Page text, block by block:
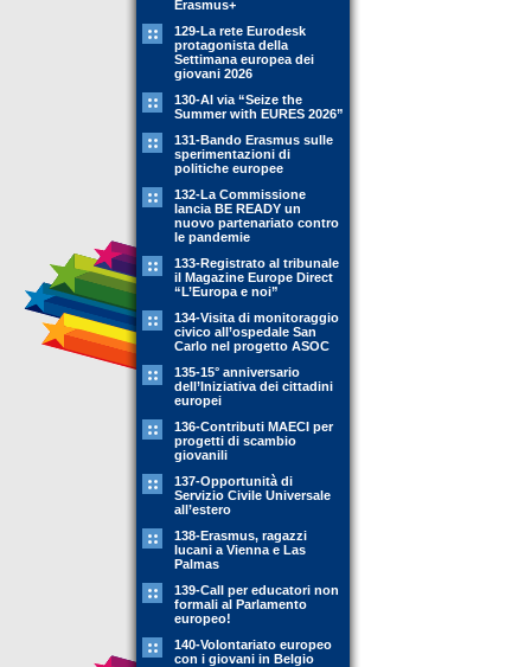
Erasmus+
129-La rete Eurodesk
protagonista della
Settimana europea dei
giovani 2026
130-Al via “Seize the
Summer with EURES 2026”
131-Bando Erasmus sulle
sperimentazioni di
politiche europee
132-La Commissione
lancia BE READY un
nuovo partenariato contro
le pandemie
133-Registrato al tribunale
il Magazine Europe Direct
“L’Europa e noi”
134-Visita di monitoraggio
civico all’ospedale San
Carlo nel progetto ASOC
135-15° anniversario
dell’Iniziativa dei cittadini
europei
136-Contributi MAECI per
progetti di scambio
giovanili
137-Opportunità di
Servizio Civile Universale
all’estero
138-Erasmus, ragazzi
lucani a Vienna e Las
Palmas
139-Call per educatori non
formali al Parlamento
europeo!
140-Volontariato europeo
con i giovani in Belgio